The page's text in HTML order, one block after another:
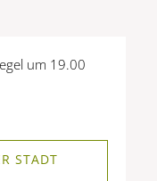
um 19.00
STADT